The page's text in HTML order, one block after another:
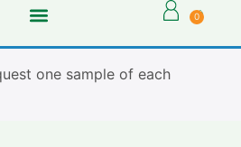
0
one sample of each